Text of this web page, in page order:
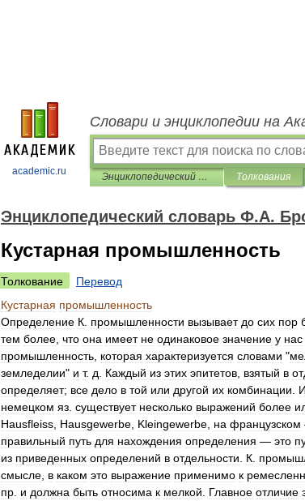
academic.ru
Словари и энциклопедии на
Энциклопедический словарь Ф.А. Брокгауза и И.А. Ефрона Толкования
Энциклопедический словарь Ф.А.
Кустарная промышленность
Толкование
Перевод
Кустарная промышленность
Определение К промышленности вызывает до сих пор
тем более что она имеет не одинаковое значение у нас
промышленность которая характеризуется словами "
земледелии" и т. д Каждый из этих эпитетов взятый в
определяет; все дело в той или другой их комбинации
немецком яз существует несколько выражений более
Hausfleiss Hausgewerbe Kleingewerbe на французском
правильный путь для нахождения определения — это
из приведенных определений в отдельности К
смысле в каком это выражение применимо к
пр и должна быть относима к мелкой Главное отличие